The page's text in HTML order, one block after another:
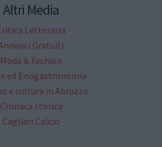
Altri Media
Letteraria
Gratuiti
Moda & Fashion
ed Enogastronomia
e cultura in Abruzzo
Cronaca storica
Cagliari Calcio